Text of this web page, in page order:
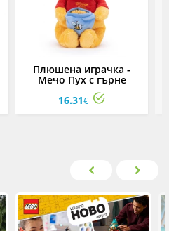
Плюшена играчка -
Мечо Пух с гърне
16.31€